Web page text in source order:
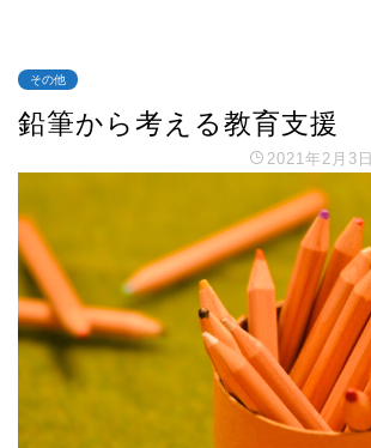
その他
鉛筆から考える教育支援
2021年2月3日